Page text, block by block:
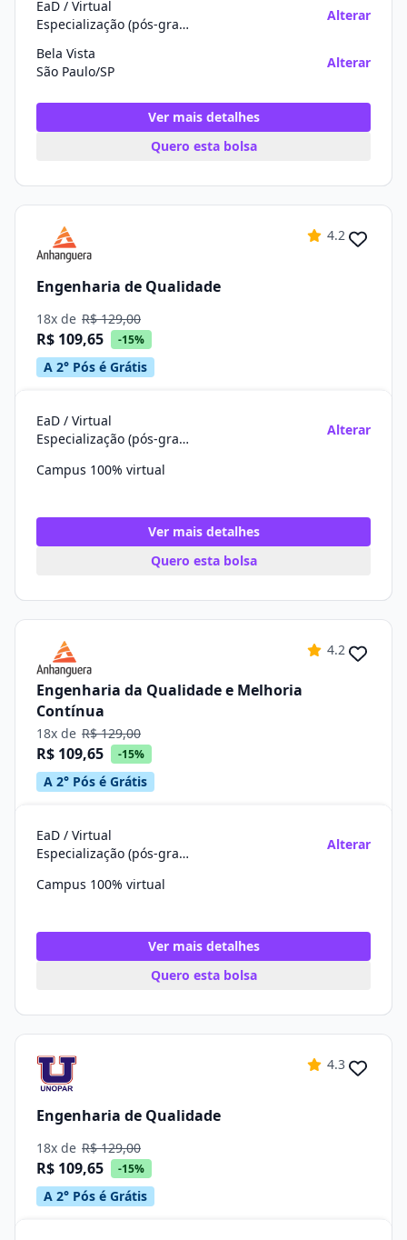
EaD / Virtual
Especialização (pós-graduação)
Alterar
Bela Vista
São Paulo/SP
Alterar
Ver mais detalhes
Quero esta bolsa
4.2
Engenharia de Qualidade
18x de R$ 129,00
R$ 109,65 -15%
A 2° Pós é Grátis
EaD / Virtual
Especialização (pós-graduação)
Alterar
Campus 100% virtual
Ver mais detalhes
Quero esta bolsa
4.2
Engenharia da Qualidade e Melhoria
Contínua
18x de R$ 129,00
R$ 109,65 -15%
A 2° Pós é Grátis
EaD / Virtual
Especialização (pós-graduação)
Alterar
Campus 100% virtual
Ver mais detalhes
Quero esta bolsa
4.3
Engenharia de Qualidade
18x de R$ 129,00
R$ 109,65 -15%
A 2° Pós é Grátis